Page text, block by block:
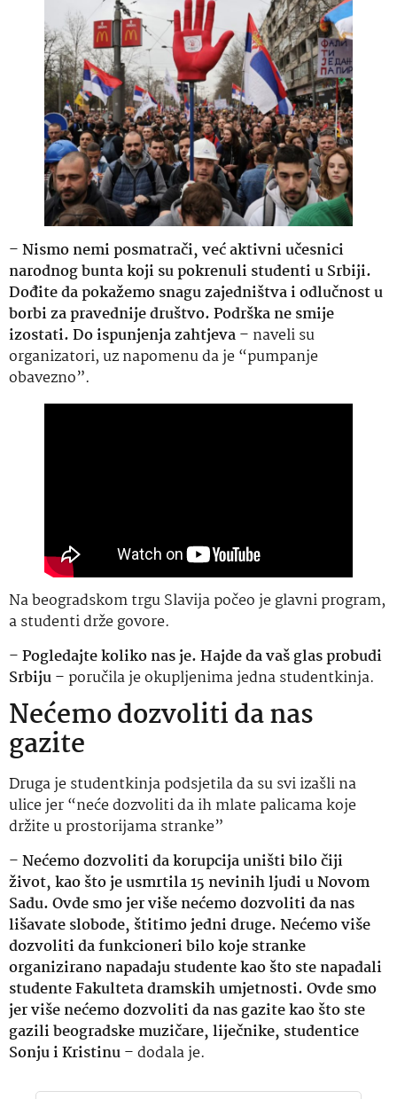
–Nismo nemi posmatrači, već aktivni učesnici
narodnog bunta koji su pokrenuli studenti u Srbiji.
Dođite da pokažemo snagu zajedništva i odlučnost u
borbi za pravednije društvo. Podrška ne smije
izostati. Do ispunjenja zahtjeva– naveli su
organizatori, uz napomenu da je “pumpanje
obavezno”.
Na beogradskom trgu Slavija počeo je glavni program,
a studenti drže govore.
–Pogledajte koliko nas je. Hajde da vaš glas probudi
Srbiju– poručila je okupljenima jedna studentkinja.
Nećemo dozvoliti da nas
gazite
Druga je studentkinja podsjetila da su svi izašli na
ulice jer “neće dozvoliti da ih mlate palicama koje
držite u prostorijama stranke”
–Nećemo dozvoliti da korupcija uništi bilo čiji
život, kao što je usmrtila 15 nevinih ljudi u Novom
Sadu. Ovde smo jer više nećemo dozvoliti da nas
lišavate slobode, štitimo jedni druge. Nećemo više
dozvoliti da funkcioneri bilo koje stranke
organizirano napadaju studente kao što ste napadali
studente Fakulteta dramskih umjetnosti. Ovde smo
jer više nećemo dozvoliti da nas gazite kao što ste
gazili beogradske muzičare, liječnike, studentice
Sonju i Kristinu– dodala je.